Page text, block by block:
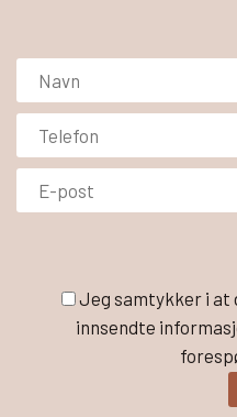
Jeg samtykker i at
innsendte